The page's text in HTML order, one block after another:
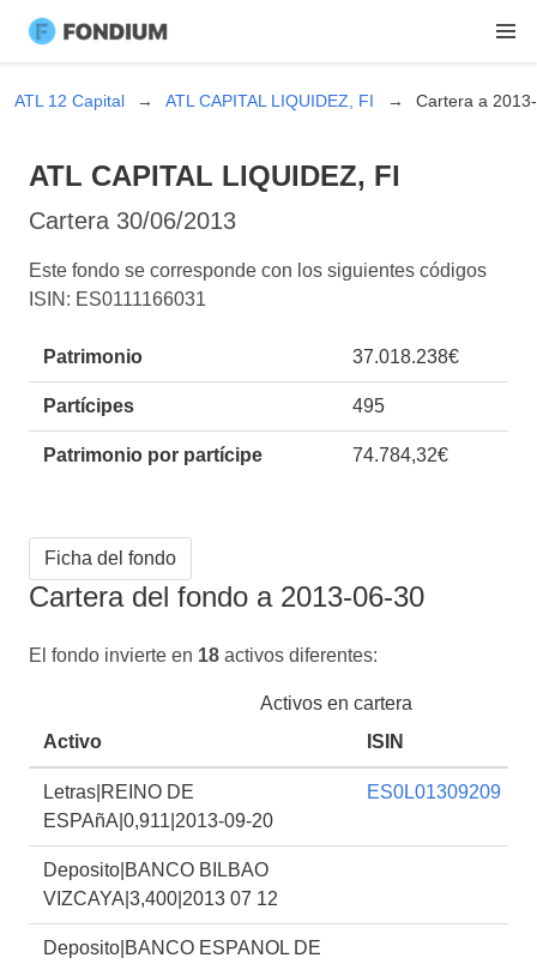
ATL 12 Capital ATL CAPITAL LIQUIDEZ, FI Cartera a
ATL CAPITAL LIQUIDEZ, FI
Cartera 30/06/2013
Este fondo se corresponde con los siguientes códigos
ISIN: ES0111166031
Patrimonio 37.018.238€
Partícipes 495
Patrimonio por partícipe 74.784,32€
Ficha del fondo
Cartera del fondo a 2013-06-30
El fondo invierte en 18 activos diferentes:
Activos en cartera
Activo
ISIN
Letras|REINO DE
ESPAñA|0,911|2013-09-20
ES0L01309209
Deposito|BANCO BILBAO
VIZCAYA|3,400|2013 07 12
Deposito|BANCO ESPANOL DE